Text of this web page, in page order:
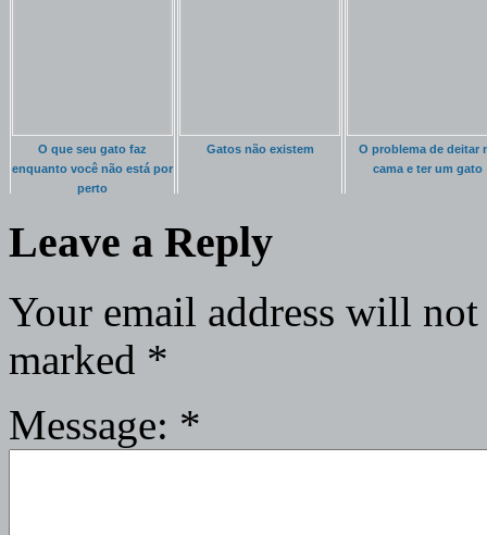
O que seu gato faz
enquanto você não está por
perto
Gatos não existem
O problema de deitar
cama e ter um gato
Leave a Reply
Your email address will
marked *
Message: *